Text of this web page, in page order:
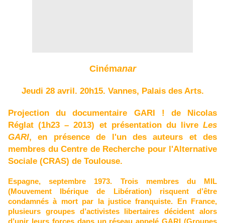
Cinémanar
Jeudi 28 avril. 20h15. Vannes, Palais des Arts.
Projection du documentaire GARI ! de Nicolas
Réglat (1h23 – 2013) et présentation du livre Les
GARI, en présence de l'un des auteurs et des
membres du Centre de Recherche pour l'Alternative
Sociale (CRAS) de Toulouse.
Espagne, septembre 1973. Trois membres du MIL
(Mouvement Ibérique de Libération) risquent d’être
condamnés à mort par la justice franquiste. En France,
plusieurs groupes d’activistes libertaires décident alors